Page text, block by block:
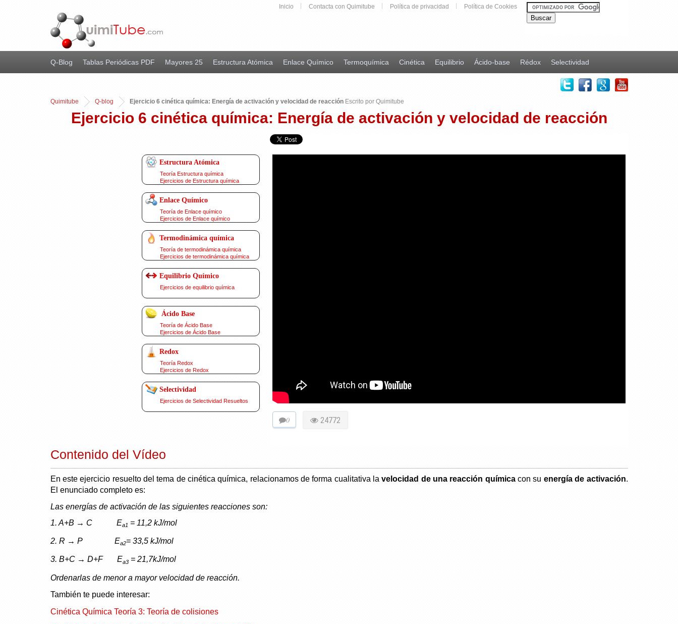
Inicio Contacta con Quimitube Política de privacidad Política de Cookies
Q-Blog Tablas Periódicas PDF Mayores 25 Estructura Atómica Enlace Químico Termoquímica Cinética Equilibrio Ácido-base Rédox Selectividad
Quimitube Q-blog Ejercicio 6 cinética química: Energía de activación y velocidad de reacciónEscrito por Quimitube
Ejercicio 6 cinética química: Energía de activación y velocidad de reacción
Estructura Atómica
Teoría Estructura química
Ejercicios de Estructura química
Enlace Químico
Teoría de Enlace químico
Ejercicios de Enlace químico
Termodinámica química
Teoría de termodinámica química
Ejercicios de termodinámica química
Equilibrio Químico
Ejercicios de equilibrio química
Ácido Base
Teoría de Ácido Base
Ejercicios de Ácido Base
Redox
Teoría Redox
Ejercicios de Redox
Selectividad
Ejercicios de Selectividad Resueltos
0 24772
Contenido del Vídeo
En este ejercicio resuelto del tema de cinética química, relacionamos de forma cualitativa lavelocidad de una reacción químicacon su energía de activación.
El enunciado completo es:
Las energías de activación de las siguientes reacciones son:
1. A+B → C Ea1 = 11,2 kJ/mol
2. R → P Ea2= 33,5 kJ/mol
3. B+C → D+F Ea3= 21,7kJ/mol
Ordenarlas de menor a mayor velocidad de reacción.
También te puede interesar:
Cinética Química Teoría 3: Teoría de colisiones